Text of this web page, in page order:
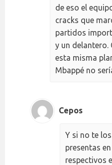
de eso el
cracks que
partidos
y un delantero.
esta misma
Mbappé no
Cepos
Y si no te
presentas
respectivos